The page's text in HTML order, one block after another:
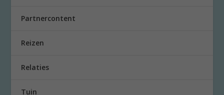
Partnercontent
Reizen
Relaties
Tuin